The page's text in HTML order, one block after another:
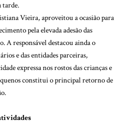
tarde.
Vieira, aproveitou a ocasião para
pela elevada adesão das
A responsável destacou ainda o
e das entidades parceiras,
expressa nos rostos das crianças e
constitui o principal retorno de